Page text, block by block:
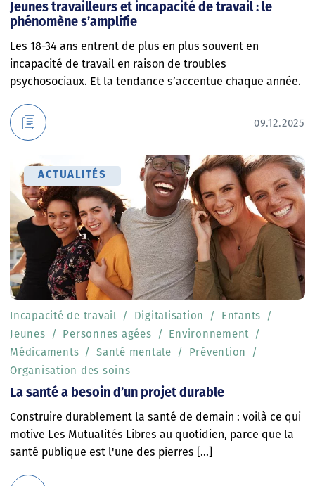
Jeunes travailleurs et incapacité de travail : le
phénomène s’amplifie
Les 18-34 ans entrent de plus en plus souvent en
incapacité de travail en raison de troubles
psychosociaux. Et la tendance s’accentue chaque année.
09.12.2025
La santé a besoin d’un projet durable
ACTUALITÉS
Construire durablement la santé de demain : voilà ce qui
motive Les Mutualités Libres au quotidien, parce que la
santé publique est l'une des pierres [...]
Incapacité de travail Digitalisation
Enfants
Jeunes
Personnes agées
Environnement
Médicaments
Santé mentale
Prévention
Organisation des soins